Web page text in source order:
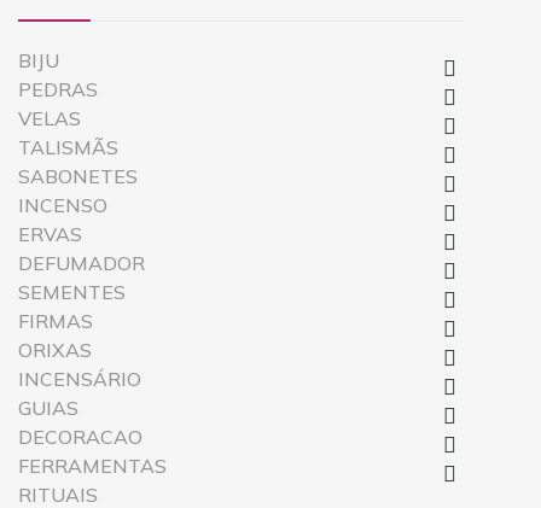
BIJU

PEDRAS

VELAS

TALISMÃS

SABONETES

INCENSO

ERVAS

DEFUMADOR

SEMENTES

FIRMAS

ORIXAS

INCENSÁRIO

GUIAS

DECORACAO

FERRAMENTAS

RITUAIS